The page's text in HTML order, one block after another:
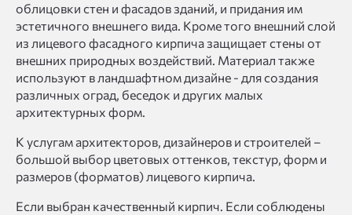
облицовки стен и фасадов зданий, и придания им
эстетичного внешнего вида. Кроме того внешний слой
из лицевого фасадного кирпича защищает стены от
внешних природных воздействий. Материал также
используют в ландшафтном дизайне - для создания
различных оград, беседок и других малых
архитектурных форм.
К услугам архитекторов, дизайнеров и строителей –
большой выбор цветовых оттенков, текстур, форм и
размеров (форматов) лицевого кирпича.
Если выбран качественный кирпич. Если соблюдены